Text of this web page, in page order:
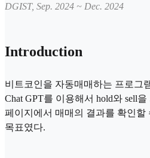
DGIST, Sep. 2024 ~ Dec. 2024
Introduction
비트코인을 자동매매하는 프로그
Chat GPT를 이용해서 hold와 sell
페이지에서 매매의 결과를 확인할
목표였다.